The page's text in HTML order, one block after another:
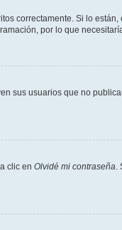
correctamente. Si lo
por lo que
sus usuarios que no
clic en Olvidé mi contraseña.